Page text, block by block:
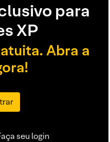
para
XP
Abra a
seu login